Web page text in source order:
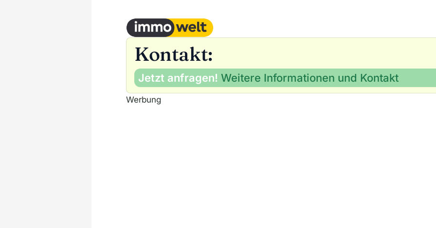
Kontakt:
Jetzt anfragen! Weitere Informationen und Kontakt
Werbung